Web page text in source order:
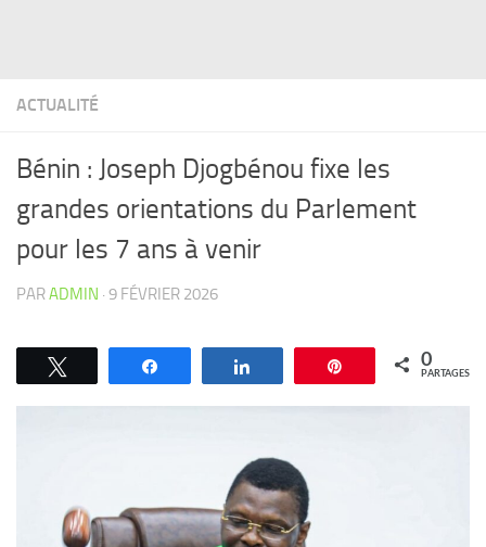
ACTUALITÉ
Bénin : Joseph Djogbénou fixe les
grandes orientations du Parlement
pour les 7 ans à venir
PARADMIN · 9 FÉVRIER 2026
Épingle 0
PARTAGES